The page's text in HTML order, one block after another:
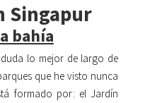
Singapur
bahía
duda lo mejor de largo de
que he visto nunca
formado por: el Jardín